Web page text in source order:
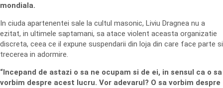
mondiala.
In ciuda apartenentei sale la cultul masonic, Liviu Dragnea nu a
ezitat, in ultimele saptamani, sa atace violent aceasta organizatie
discreta, ceea ce il expune suspendarii din loja din care face parte si
trecerea in adormire.
“Incepand de astazi o sa ne ocupam si de ei, in sensul ca o sa
vorbim despre acest lucru. Vor adevarul? O sa vorbim despre